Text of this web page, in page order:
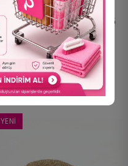
Pul Ortası -Brown Gold - 25
Gr
60,00 TL
YENI